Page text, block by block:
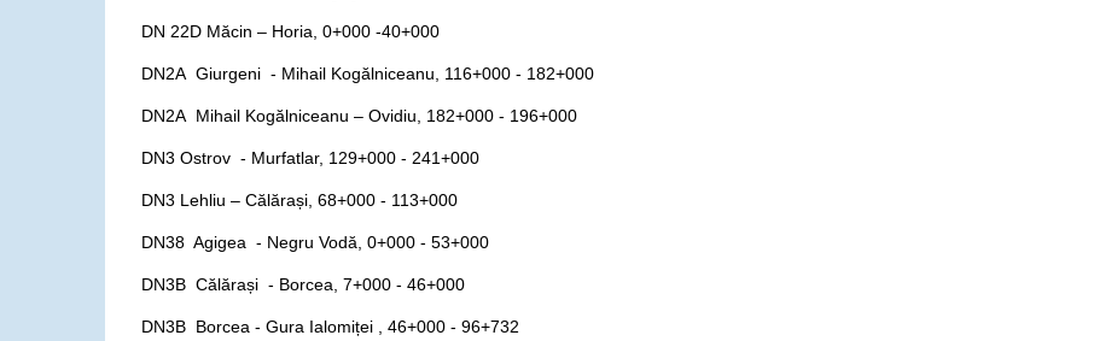
DN 22D Măcin – Horia, 0+000 -40+000
DN2A Giurgeni - Mihail Kogălniceanu, 116+000 - 182+000
DN2A Mihail Kogălniceanu – Ovidiu, 182+000 - 196+000
DN3 Ostrov - Murfatlar, 129+000 - 241+000
DN3 Lehliu – Călărași, 68+000 - 113+000
DN38 Agigea - Negru Vodă, 0+000 - 53+000
DN3B Călărași - Borcea, 7+000 - 46+000
DN3B Borcea - Gura Ialomiței , 46+000 - 96+732